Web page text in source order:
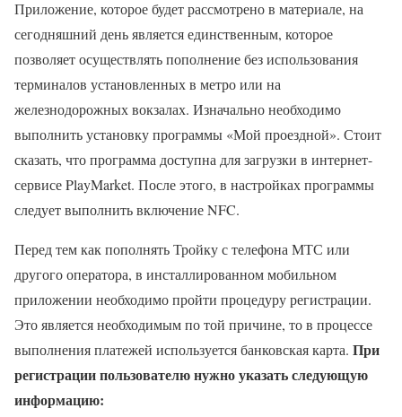
Приложение, которое будет рассмотрено в материале, на
сегодняшний день является единственным, которое
позволяет осуществлять пополнение без использования
терминалов установленных в метро или на
железнодорожных вокзалах. Изначально необходимо
выполнить установку программы «Мой проездной». Стоит
сказать, что программа доступна для загрузки в интернет-
сервисе PlayMarket. После этого, в настройках программы
следует выполнить включение NFC.
Перед тем как пополнять Тройку с телефона МТС или
другого оператора, в инсталлированном мобильном
приложении необходимо пройти процедуру регистрации.
Это является необходимым по той причине, то в процессе
выполнения платежей используется банковская карта. При
регистрации пользователю нужно указать следующую
информацию: